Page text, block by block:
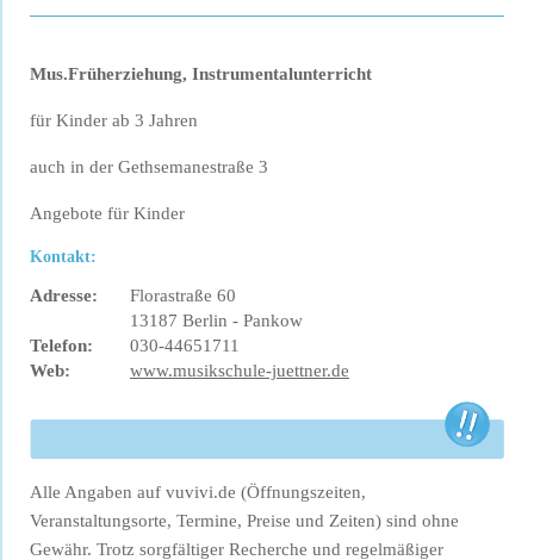
Mus.Früherziehung, Instrumentalunterricht
für Kinder ab 3 Jahren
auch in der Gethsemanestraße 3
Angebote für Kinder
Kontakt:
Adresse:
Florastraße 60
13187 Berlin - Pankow
Telefon:
030-44651711
Web:
www.musikschule-juettner.de
Alle Angaben auf vuvivi.de (Öffnungszeiten,
Veranstaltungsorte, Termine, Preise und Zeiten) sind ohne
Gewähr. Trotz sorgfältiger Recherche und regelmäßiger